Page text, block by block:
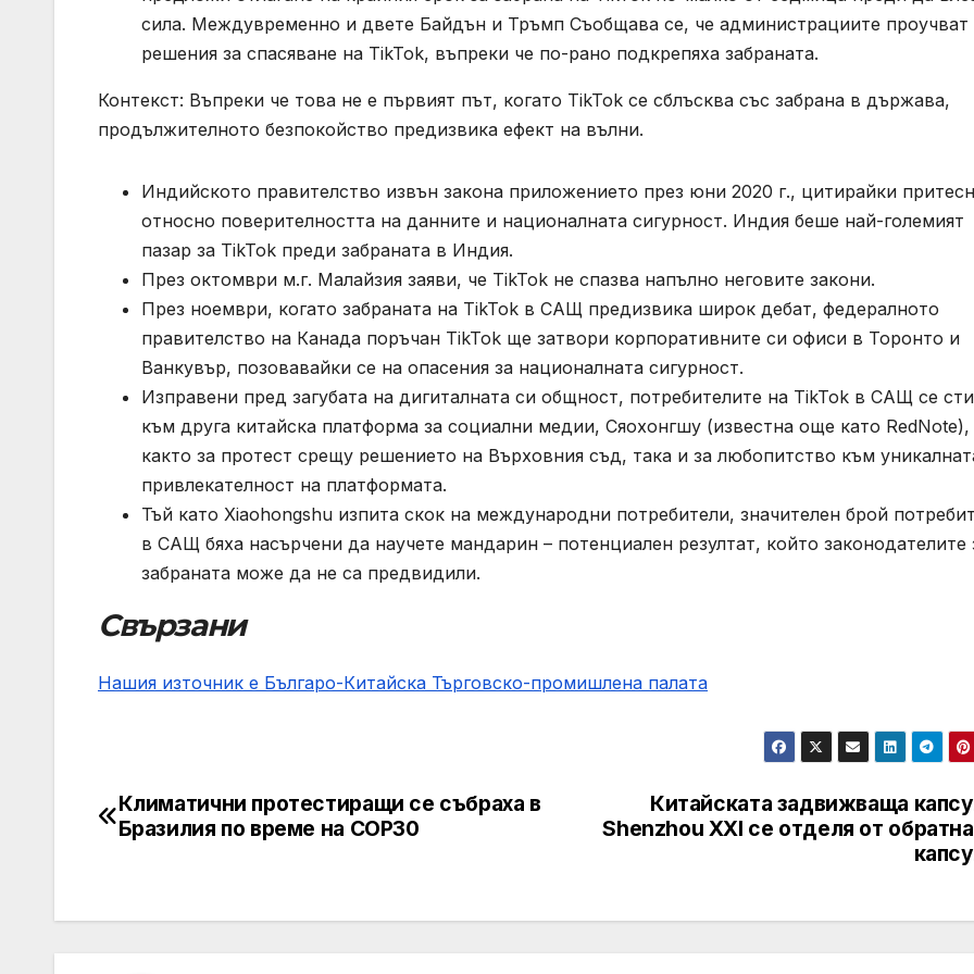
сила. Междувременно и двете Байдън и Тръмп Съобщава се, че администрациите проучват
решения за спасяване на TikTok, въпреки че по-рано подкрепяха забраната.
Контекст: Въпреки че това не е първият път, когато TikTok се сблъсква със забрана в държава,
продължителното безпокойство предизвика ефект на вълни.
Индийското правителство извън закона приложението през юни 2020 г., цитирайки
относно поверителността на данните и националната сигурност. Индия беше най-големият
пазар за TikTok преди забраната в Индия.
През октомври м.г. Малайзия заяви, че TikTok не спазва напълно неговите закони.
През ноември, когато забраната на TikTok в САЩ предизвика широк дебат, федералното
правителство на Канада поръчан TikTok ще затвори корпоративните си офиси в Торонто и
Ванкувър, позовавайки се на опасения за националната сигурност.
Изправени пред загубата на дигиталната си общност, потребителите на TikTok в САЩ се
към друга китайска платформа за социални медии, Сяохонгшу (известна още като RedNote),
както за протест срещу решението на Върховния съд, така и за любопитство към
привлекателност на платформата.
Тъй като Xiaohongshu изпита скок на международни потребители, значителен брой
в САЩ бяха насърчени да научете мандарин – потенциален резултат, който законодателите
забраната може да не са предвидили.
Свързани
Нашия източник е Българо-Китайска Търговско-промишлена палaта
Post
Китайската задвижваща
Shenzhou XXI се отделя от
Климатични протестиращи се събраха в
Бразилия по време на COP30